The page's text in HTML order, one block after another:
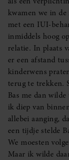
kwamen we in
met een IUI-
inmiddels hoog
relatie. In plaats
er een afstand
kinderwens
terug te trekken.
Bas me dan
ik diep van
allebei aanging,
een tijdje stelde
We moesten
Maar ik wilde